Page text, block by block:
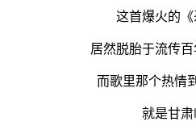
这首爆火的《
居然脱胎于流传
而歌里那个热情
就是甘肃